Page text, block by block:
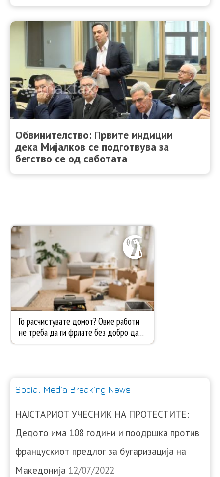
Обвинителство: Првите индиции
дека Мијалков се подготвува за
бегство се од саботата
Social Media Breaking News
НАЈСТАРИОТ УЧЕСНИК НА ПРОТЕСТИТЕ:
Дедото има 108 години и поодршка против
францускиот предлог за бугаризација на
Македонија 12/07/2022